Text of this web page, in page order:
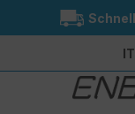
Zur